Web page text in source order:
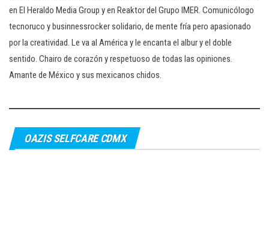
en El Heraldo Media Group y en Reaktor del Grupo IMER. Comunicólogo
tecnoruco y businnessrocker solidario, de mente fría pero apasionado
por la creatividad. Le va al América y le encanta el albur y el doble
sentido. Chairo de corazón y respetuoso de todas las opiniones.
Amante de México y sus mexicanos chidos.
OAZIS SELFCARE CDMX